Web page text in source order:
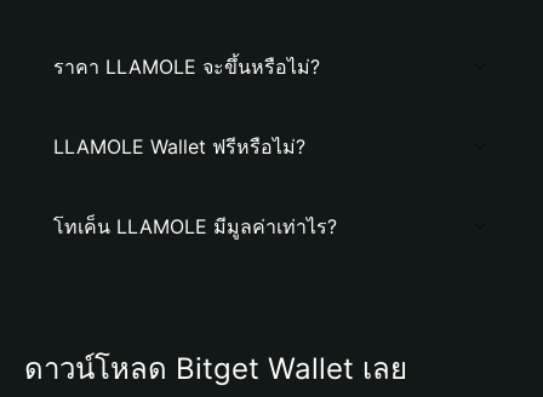
ราคา LLAMOLE จะขึ้นหรือไม่?
LLAMOLE Wallet ฟรีหรือไม่?
โทเค็น LLAMOLE มีมูลค่าเท่าไร?
ดาวน์โหลด Bitget Wallet เลย